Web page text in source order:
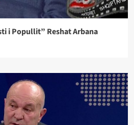
i Popullit” Reshat Arbana